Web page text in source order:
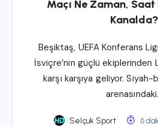
Maçı Ne Zaman,
Kanalda?
Beşiktaş, UEFA Konferans
İsviçre’nin güçlü
karşı karşıya geliyor. Siyah-
Selçuk Sport 6